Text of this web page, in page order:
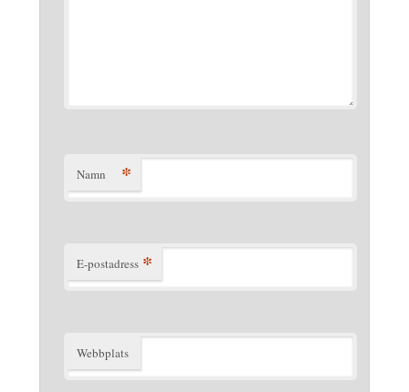
Namn *
E-postadress *
Webbplats